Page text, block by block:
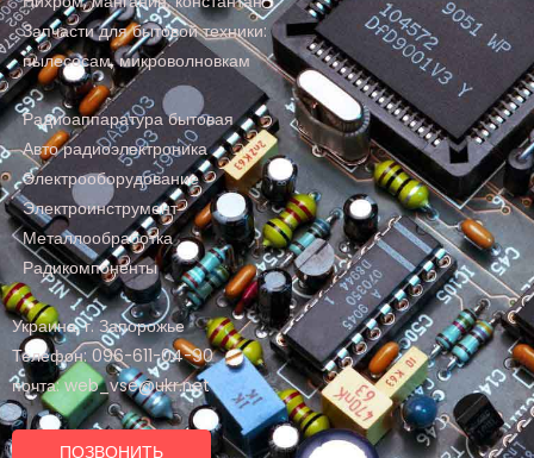
Запчасти для бытовой техники:
пылесосам, микроволновкам
Радиоаппаратура бытовая
Авто радиоэлектроника
Электрооборудование
Электроинструмент
Металлообработка
Радикомпоненты
Украина, г. Запорожье
Телефон: 096-611-04-90
почта: web_vse@ukr.net
ПОЗВОНИТЬ